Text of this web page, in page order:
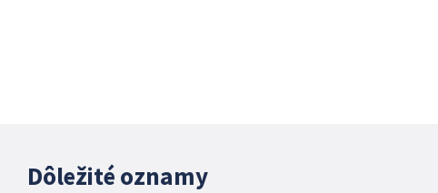
Dôležité oznamy